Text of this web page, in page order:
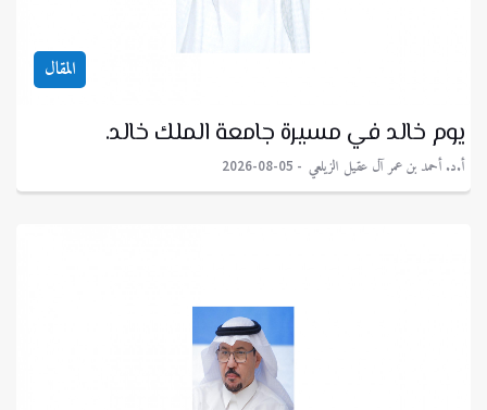
المقال
يوم خالد في مسيرة جامعة الملك خالد.
أ.د. أحمد بن عمر آل عقيل الزيلعي 2026-08-05